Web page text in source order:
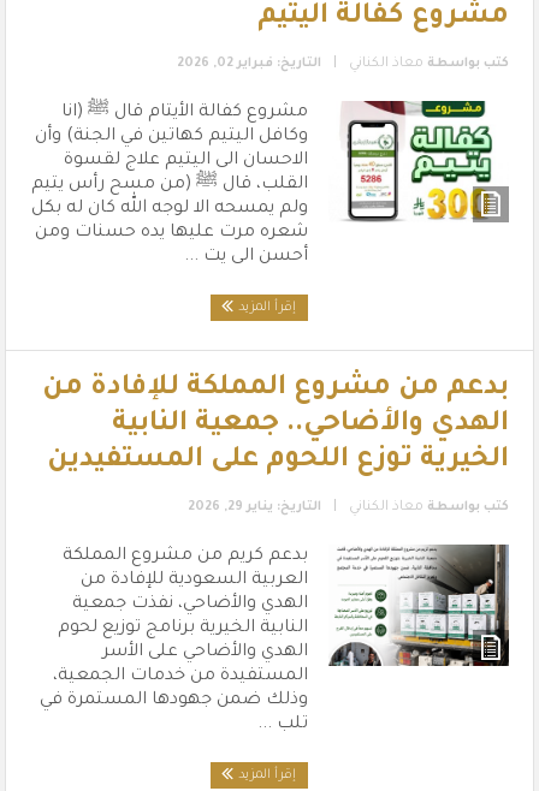
مشروع كفالة اليتيم
كتب بواسطة معاذ الكناني التاريخ: فبراير 02, 2026
مشروع كفالة الأيتام قال ﷺ (انا
وكافل اليتيم كهاتين في الجنة) وأن
الاحسان الى اليتيم علاج لقسوة
القلب، قال ﷺ (من مسح رأس يتيم
ولم يمسحه الا لوجه الله كان له بكل
شعره مرت عليها يده حسنات ومن
أحسن الى يت ...
إقرأ المزيد
بدعم من مشروع المملكة للإفادة من
الهدي والأضاحي.. جمعية النابية
الخيرية توزع اللحوم على المستفيدين
كتب بواسطة معاذ الكناني التاريخ: يناير 29, 2026
بدعم كريم من مشروع المملكة
العربية السعودية للإفادة من
الهدي والأضاحي، نفذت جمعية
النابية الخيرية برنامج توزيع لحوم
الهدي والأضاحي على الأسر
المستفيدة من خدمات الجمعية،
وذلك ضمن جهودها المستمرة في
تلب ...
إقرأ المزيد